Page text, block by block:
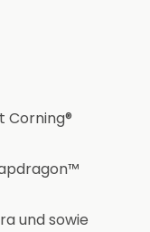
Corning®
und sowie